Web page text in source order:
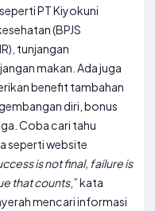
PT Kiyokuni
(BPJS
tunjangan
makan. Ada juga
benefit tambahan
diri, bonus
Coba cari tahu
seperti website
is not final, failure is
that counts,” kata
mencari informasi